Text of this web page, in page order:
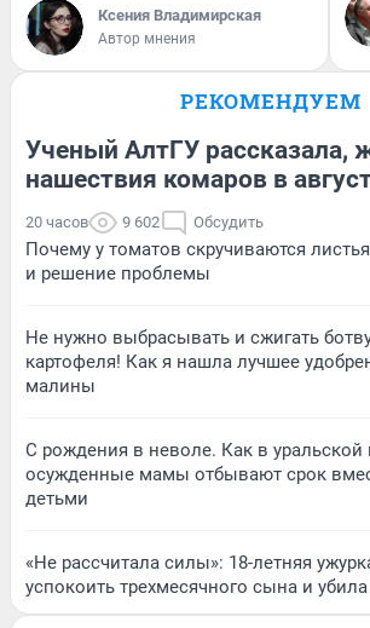
Ксения Владимирская
Автор мнения
РЕКОМЕНДУЕМ
Ученый АлтГУ рассказала,
нашествия комаров в
20 часов 9 602 Обсудить
Почему у томатов скручиваются
и решение проблемы
Не нужно выбрасывать и сжигать
картофеля! Как я нашла лучшее
малины
С рождения в неволе. Как в уральской
осужденные мамы отбывают срок
детьми
«Не рассчитала силы»: 18-летняя
успокоить трехмесячного сына и убила